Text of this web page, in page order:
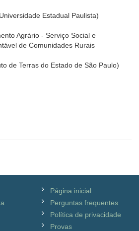
Estadual Paulista)
Agrário - Serviço Social e
de Comunidades Rurais
de Terras do Estado de São Paulo)
Página inicial
Perguntas frequentes
Política de privacidade
Provas